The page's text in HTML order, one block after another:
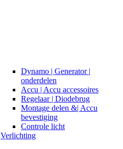
Dynamo | Generator |
onderdelen
Accu | Accu accessoires
Regelaar | Diodebrug
Montage delen &| Accu
bevestiging
Controle licht
Verlichting